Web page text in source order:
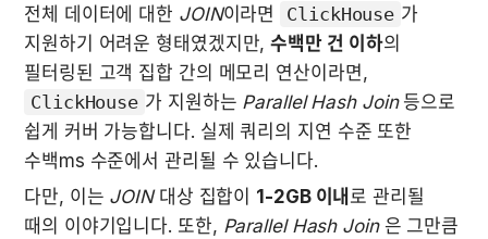
전체 데이터에 대한 JOIN이라면 ClickHouse 가
지원하기 어려운 형태였겠지만, 수백만 건 이하의
ClickHouse 가 지원하는 Parallel Hash Join 등으로
쉽게 커버 가능합니다. 실제 쿼리의 지연 수준 또한
수백ms 수준에서 관리될 수 있습니다.
다만, 이는 JOIN 대상 집합이 1-2GB 이내 로 관리될
때의 이야기입니다. 또한, Parallel Hash Join 은 그만큼